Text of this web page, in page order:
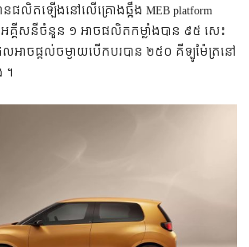
ានផលិតឡើងនៅលើគ្រោងឆ្អឹង MEB platform
គ្គីសនីចំនួន ១ អាចផលិតកម្លាំងបាន ៩៥ សេះ
អាចផ្តល់ចម្ងាយបើកបរបាន ២៥០ គីឡូម៉ែត្រនៅ
។